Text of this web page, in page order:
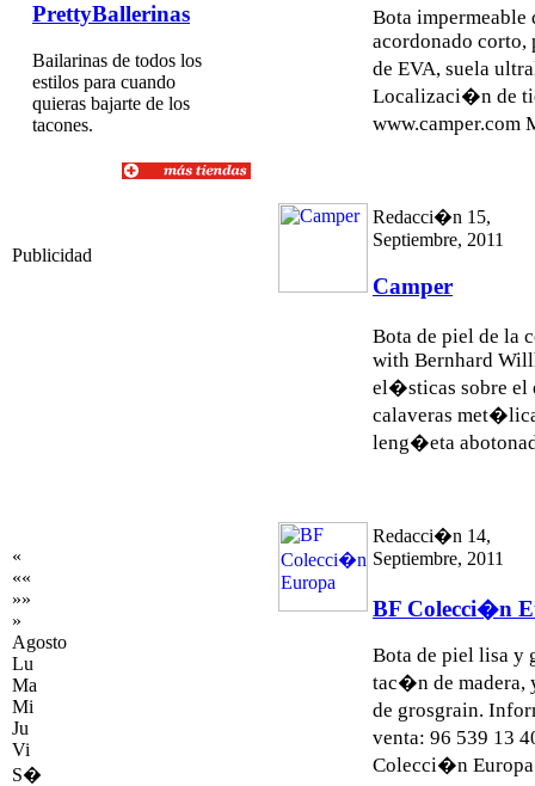
PrettyBallerinas
Bailarinas de todos los
estilos para cuando
quieras bajarte de los
tacones.
Publicidad
«
««
»»
»
Agosto
Lu
Ma
Mi
Ju
Vi
S�
Bota impermeable
acordonado corto,
de EVA, suela
Localizaci�n de
www.camper.com
Redacci�n 15,
Septiembre, 2011
Camper
Bota de piel de la
with Bernhard
el�sticas sobre el
calaveras
leng�eta
Redacci�n 14,
Septiembre, 2011
BF Colecci�n
Bota de piel lisa y
tac�n de madera,
de grosgrain.
venta: 96 539 13
Colecci�n